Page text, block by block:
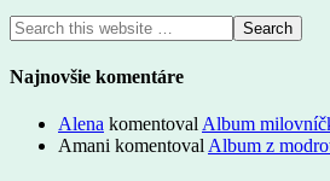
Najnovšie komentáre
Alena komentoval Album
Amani komentoval Album z